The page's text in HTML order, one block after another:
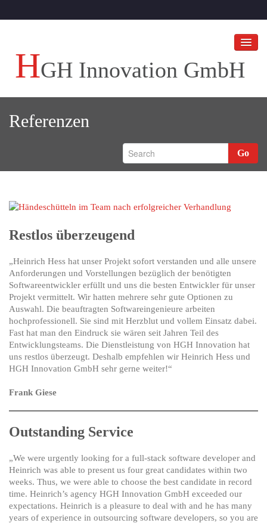
HGH Innovation GmbH
HGH Innovation GmbH
Ihr Unternehmen an die Spitze bringen!
Referenzen
Referenzen
Go
Restlos überzeugend
„Heinrich Hess hat unser Projekt sofort verstanden und alle unsere
Anforderungen und Vorstellungen bezüglich der benötigten
Softwareentwickler erfüllt und uns die besten Entwickler für unser
Projekt vermittelt. Wir hatten mehrere sehr gute Optionen zu
Auswahl. Die beauftragten Softwareingenieure arbeiten
hochprofessionell. Sie sind mit Herzblut und vollem Einsatz dabei.
Fast hat man den Eindruck sie wären seit Jahren Teil des
Entwicklungsteams. Die Dienstleistung von HGH Innovation hat
uns restlos überzeugt. Deshalb empfehlen wir Heinrich Hess und
HGH Innovation GmbH sehr gerne weiter!“
Frank Giese
Outstanding Service
„We were urgently looking for a full-stack software developer and
Heinrich was able to present us four great candidates within two
weeks. Thus, we were able to choose the best candidate in record
time. Heinrich’s agency HGH Innovation GmbH exceeded our
expectations. Heinrich is a pleasure to deal with and he has many
years of experience in outsourcing software developers, so you are